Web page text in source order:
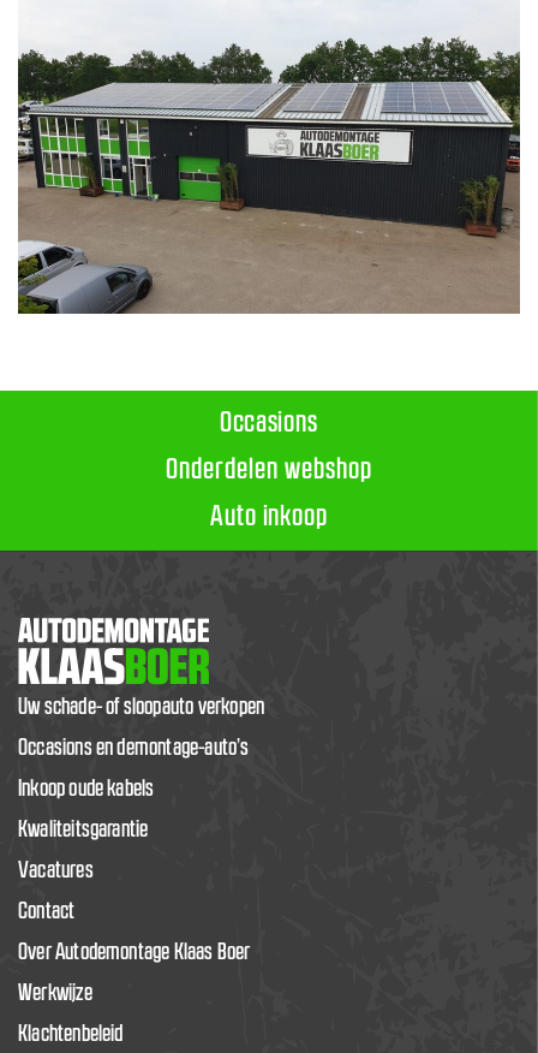
Occasions
Onderdelen webshop
Auto inkoop
Uw schade- of sloopauto verkopen
Occasions en demontage-auto’s
Inkoop oude kabels
Kwaliteitsgarantie
Vacatures
Contact
Over Autodemontage Klaas Boer
Werkwijze
Klachtenbeleid